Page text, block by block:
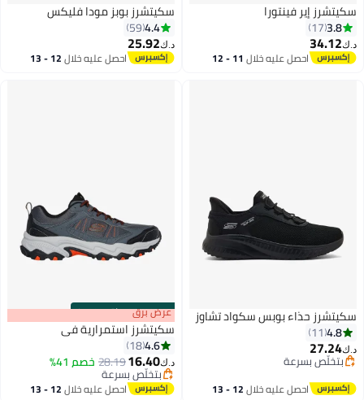
سكيتشرز إير فينتورا
3.8
17
د.ك‏34.12
احصل عليه خلال 11 - 12
3
سكيتشرز بوبز مودا فليكس
4.4
59
د.ك‏25.92
احصل عليه خلال 12 - 13
سكيتشرز حذاء بوبس سكواد تشاوز
4.8
11
د.ك‏27.24
بتخلّص بسرعة
بتخلّص بسرعة
احصل عليه خلال 12 - 13
00m:00s
·باقي 100% عرض برق
سكيتشرز استمرارية في
4.6
18
د.ك‏16.40
28.19خصم 41%
بتخلّص بسرعة
بتخلّص بسرعةاحصل عليه خلال 12 - 13